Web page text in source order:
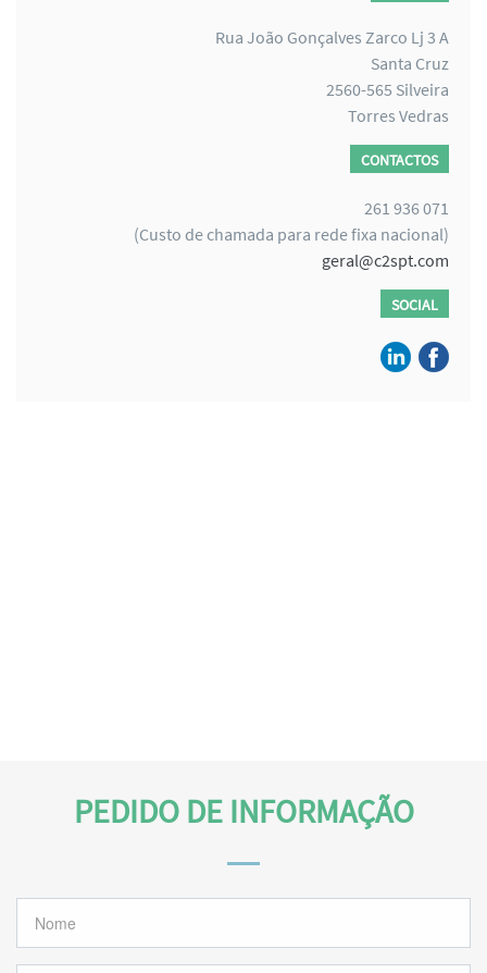
Rua João Gonçalves Zarco Lj 3 A
Santa Cruz
2560-565 Silveira
Torres Vedras
CONTACTOS
261 936 071
(Custo de chamada para rede fixa nacional)
geral@c2spt.com
SOCIAL
PEDIDO DE INFORMAÇÃO